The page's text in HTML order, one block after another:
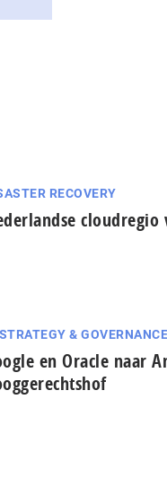
RECOVERY
cloudregio
& GOVERNANCE
en Oracle naar